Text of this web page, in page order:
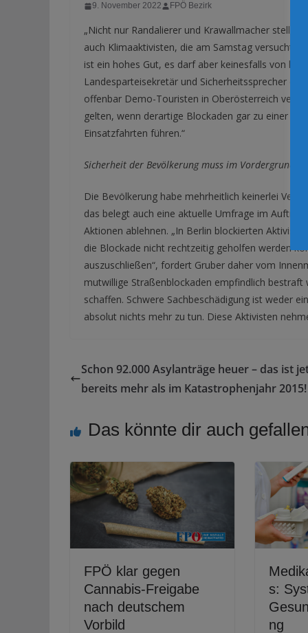
9. November 2022 FPÖ Bezirk
„Nicht nur Randalierer und Krawallmacher
auch Klimaaktivisten, die am Samstag
ist ein hohes Gut, es darf aber keinesfalls von
Landesparteisekretär und Sicherheitssprecher
offenbar Demo-Touristen in Oberösterreich
gelten, wenn derartige Blockaden gar zu einer
Einsatzfahrten führen.“
Sicherheit der Bevölkerung muss im Vordergrund
Die Bevölkerung habe mehrheitlich keinerlei
das belegt auch eine aktuelle Umfrage im Auftrag
Aktionen ablehnen. „In Berlin blockierten
die Blockade nicht rechtzeitig geholfen werden
auszuschließen“, fordert Gruber daher vom
mutwillige Straßenblockaden empfindlich bestraft
schaffen. Schwere Sachbeschädigung ist weder
absolut nichts mehr zu tun. Diese Aktivisten
Schon 92.000 Asylanträge heuer – das ist
bereits mehr als im Katastrophenjahr 2015!
Das könnte dir auch
FPÖ klar gegen
Cannabis-Freigabe
nach deutschem
Vorbild
s:
ng